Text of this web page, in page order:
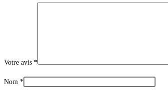
Votre avis *
Nom *